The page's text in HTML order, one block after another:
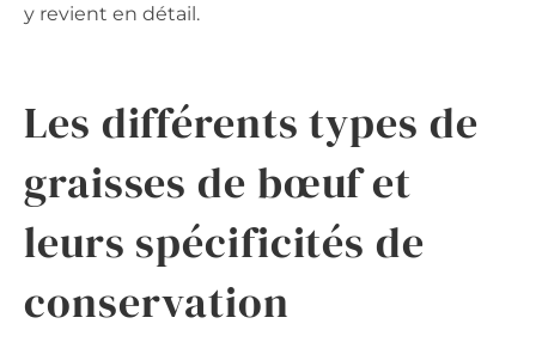
y revient en détail.
Les différents types de
graisses de bœuf et
leurs spécificités de
conservation